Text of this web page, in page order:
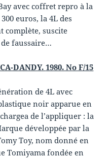
avec coffret repro à la
euros, la 4L des
complète, suscite
faussaire…
DANDY.1980. No F/15
de 4L avec
noir apparue en
de l’appliquer : la
développée par la
Toy, nom donné en
Tomiyama fondée en